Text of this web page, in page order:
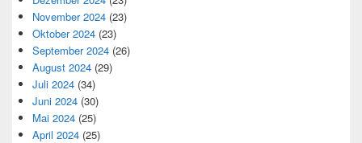
November 2024 (23)
Oktober 2024 (23)
September 2024 (26)
August 2024 (29)
Juli 2024 (34)
Juni 2024 (30)
Mai 2024 (25)
April 2024 (25)